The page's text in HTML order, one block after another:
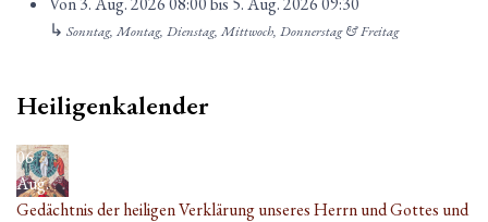
↳ Sonntag, Montag, Dienstag, Mittwoch, Donnerstag & Freitag
Heiligenkalender
06
Aug.
Gedächtnis der heiligen Verklärung unseres Herrn und Gottes und